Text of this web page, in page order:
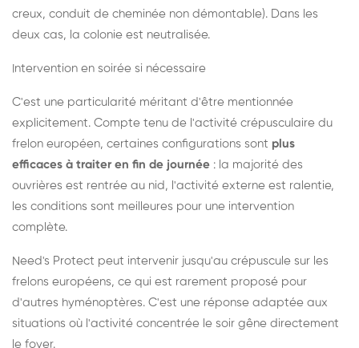
creux, conduit de cheminée non démontable). Dans les
deux cas, la colonie est neutralisée.
Intervention en soirée si nécessaire
C'est une particularité méritant d'être mentionnée
explicitement. Compte tenu de l'activité crépusculaire du
frelon européen, certaines configurations sont plus
efficaces à traiter en fin de journée : la majorité des
ouvrières est rentrée au nid, l'activité externe est ralentie,
les conditions sont meilleures pour une intervention
complète.
Need's Protect peut intervenir jusqu'au crépuscule sur les
frelons européens, ce qui est rarement proposé pour
d'autres hyménoptères. C'est une réponse adaptée aux
situations où l'activité concentrée le soir gêne directement
le foyer.